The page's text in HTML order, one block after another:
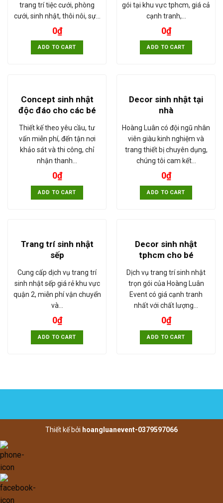
trang trí tiệc cưới, phòng
cưới, sinh nhật, thôi nôi, sự…
0₫
ADD TO CART
gói tại khu vực tphcm, giá cả
cạnh tranh,…
0₫
ADD TO CART
Concept sinh nhật
độc đáo cho các bé
Thiết kế theo yêu cầu, tư
vấn miễn phí, đến tận nơi
khảo sát và thi công, chỉ
nhận thanh…
0₫
ADD TO CART
Decor sinh nhật tại
nhà
Hoàng Luân có đội ngũ nhân
viên giàu kinh nghiệm và
trang thiết bị chuyên dụng,
chúng tôi cam kết…
0₫
ADD TO CART
Trang trí sinh nhật
sếp
Cung cấp dịch vụ trang trí
sinh nhật sếp giá rẻ khu vực
quận 2, miễn phí vận chuyển
và…
0₫
ADD TO CART
Decor sinh nhật
tphcm cho bé
Dịch vụ trang trí sinh nhật
trọn gói của Hoàng Luân
Event có giá cạnh tranh
nhất với chất lượng…
0₫
ADD TO CART
Thiết kế bởi hoangluanevent-0379597066